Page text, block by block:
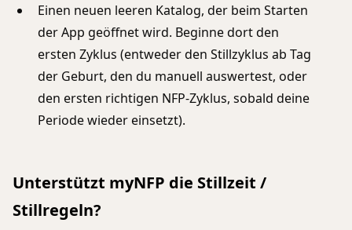
Einen neuen leeren Katalog, der beim Starten
der App geöffnet wird. Beginne dort den
ersten Zyklus (entweder den Stillzyklus ab Tag
der Geburt, den du manuell auswertest, oder
den ersten richtigen NFP-Zyklus, sobald deine
Periode wieder einsetzt).
Unterstützt myNFP die Stillzeit /
Stillregeln?